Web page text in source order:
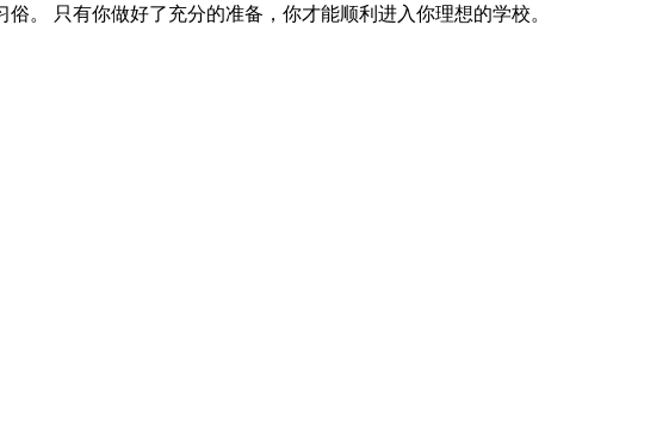
。 只有你做好了充分的准备，你才能顺利进入你理想的学校。